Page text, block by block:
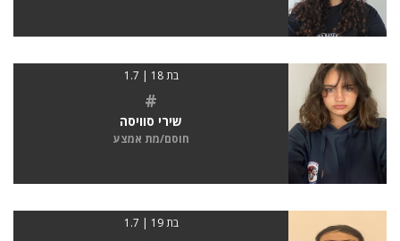
בת 18 | 1.7
#
שירי סוויסה
חוסם/מת אמצע
בת 19 | 1.7